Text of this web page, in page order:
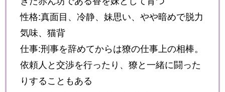
性格:真面目、冷静、妹思い、やや暗めで脱力
気味、猫背
仕事:刑事を辞めてからは獠の仕事上の相棒。
依頼人と交渉を行ったり、獠と一緒に闘った
りすることもある